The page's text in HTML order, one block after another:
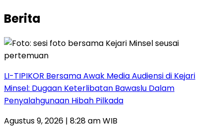
Berita
LI-TIPIKOR Bersama Awak Media Audiensi di Kejari
Minsel: Dugaan Keterlibatan Bawaslu Dalam
Penyalahgunaan Hibah Pilkada
Agustus 9, 2026 | 8:28 am WIB